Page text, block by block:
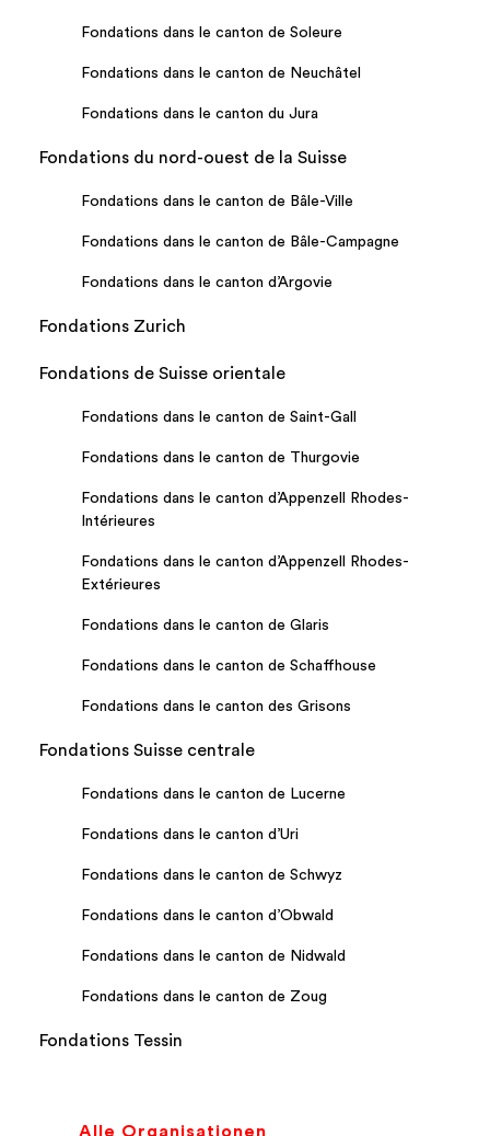
Fondations dans le canton de Soleure
Fondations dans le canton de Neuchâtel
Fondations dans le canton du Jura
Fondations du nord-ouest de la Suisse
Fondations dans le canton de Bâle-Ville
Fondations dans le canton de Bâle-Campagne
Fondations dans le canton d’Argovie
Fondations Zurich
Fondations de Suisse orientale
Fondations dans le canton de Saint-Gall
Fondations dans le canton de Thurgovie
Fondations dans le canton d’Appenzell Rhodes-
Intérieures
Fondations dans le canton d’Appenzell Rhodes-
Extérieures
Fondations dans le canton de Glaris
Fondations dans le canton de Schaffhouse
Fondations dans le canton des Grisons
Fondations Suisse centrale
Fondations dans le canton de Lucerne
Fondations dans le canton d’Uri
Fondations dans le canton de Schwyz
Fondations dans le canton d’Obwald
Fondations dans le canton de Nidwald
Fondations dans le canton de Zoug
Fondations Tessin
Alle Organisationen